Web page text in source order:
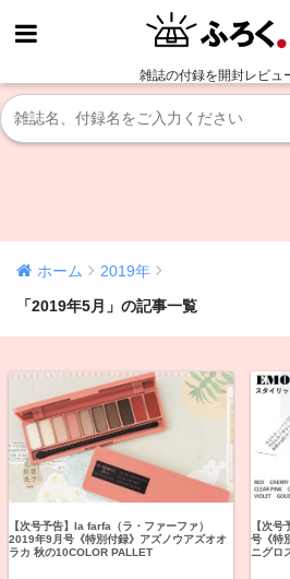
雑誌の付録を開封レビュ
ホーム
2019年
「2019年5月」の記事一覧
【次号予告】la farfa（ラ・ファーファ）
2019年9月号《特別付録》アズノウアズオオ
ラカ 秋の10COLOR PALLET
【次
号《特
ニグロ